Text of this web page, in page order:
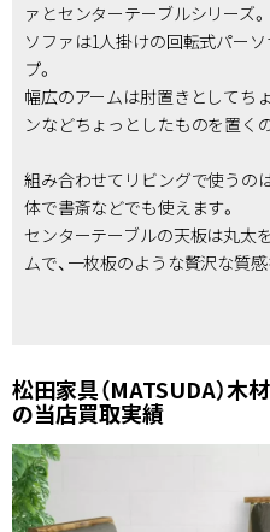
ァとセンターテーブルシリーズ。
ソファは1人掛けの回転式パー
プ。
幅広のアームは肘置きとしてち
ンなどちょっとしたものを置く
組み合わせてリビングで使うの
体で書斎などでも使えます。
センターテーブルの天板は丸太
ムで、一枚板のような贅沢な質感
松田家具（MATSUDA）木
の当店買取実績